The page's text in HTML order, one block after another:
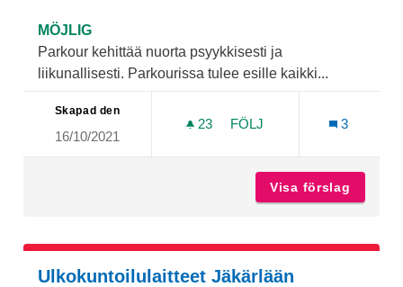
MÖJLIG
Parkour kehittää nuorta psyykkisesti ja
liikunallisesti. Parkourissa tulee esille kaikki...
Skapad den
16/10/2021
23 23 FÖLJARE
FÖLJ
3
Visa förslag
Ulkokuntoilulaitteet Jäkärlään